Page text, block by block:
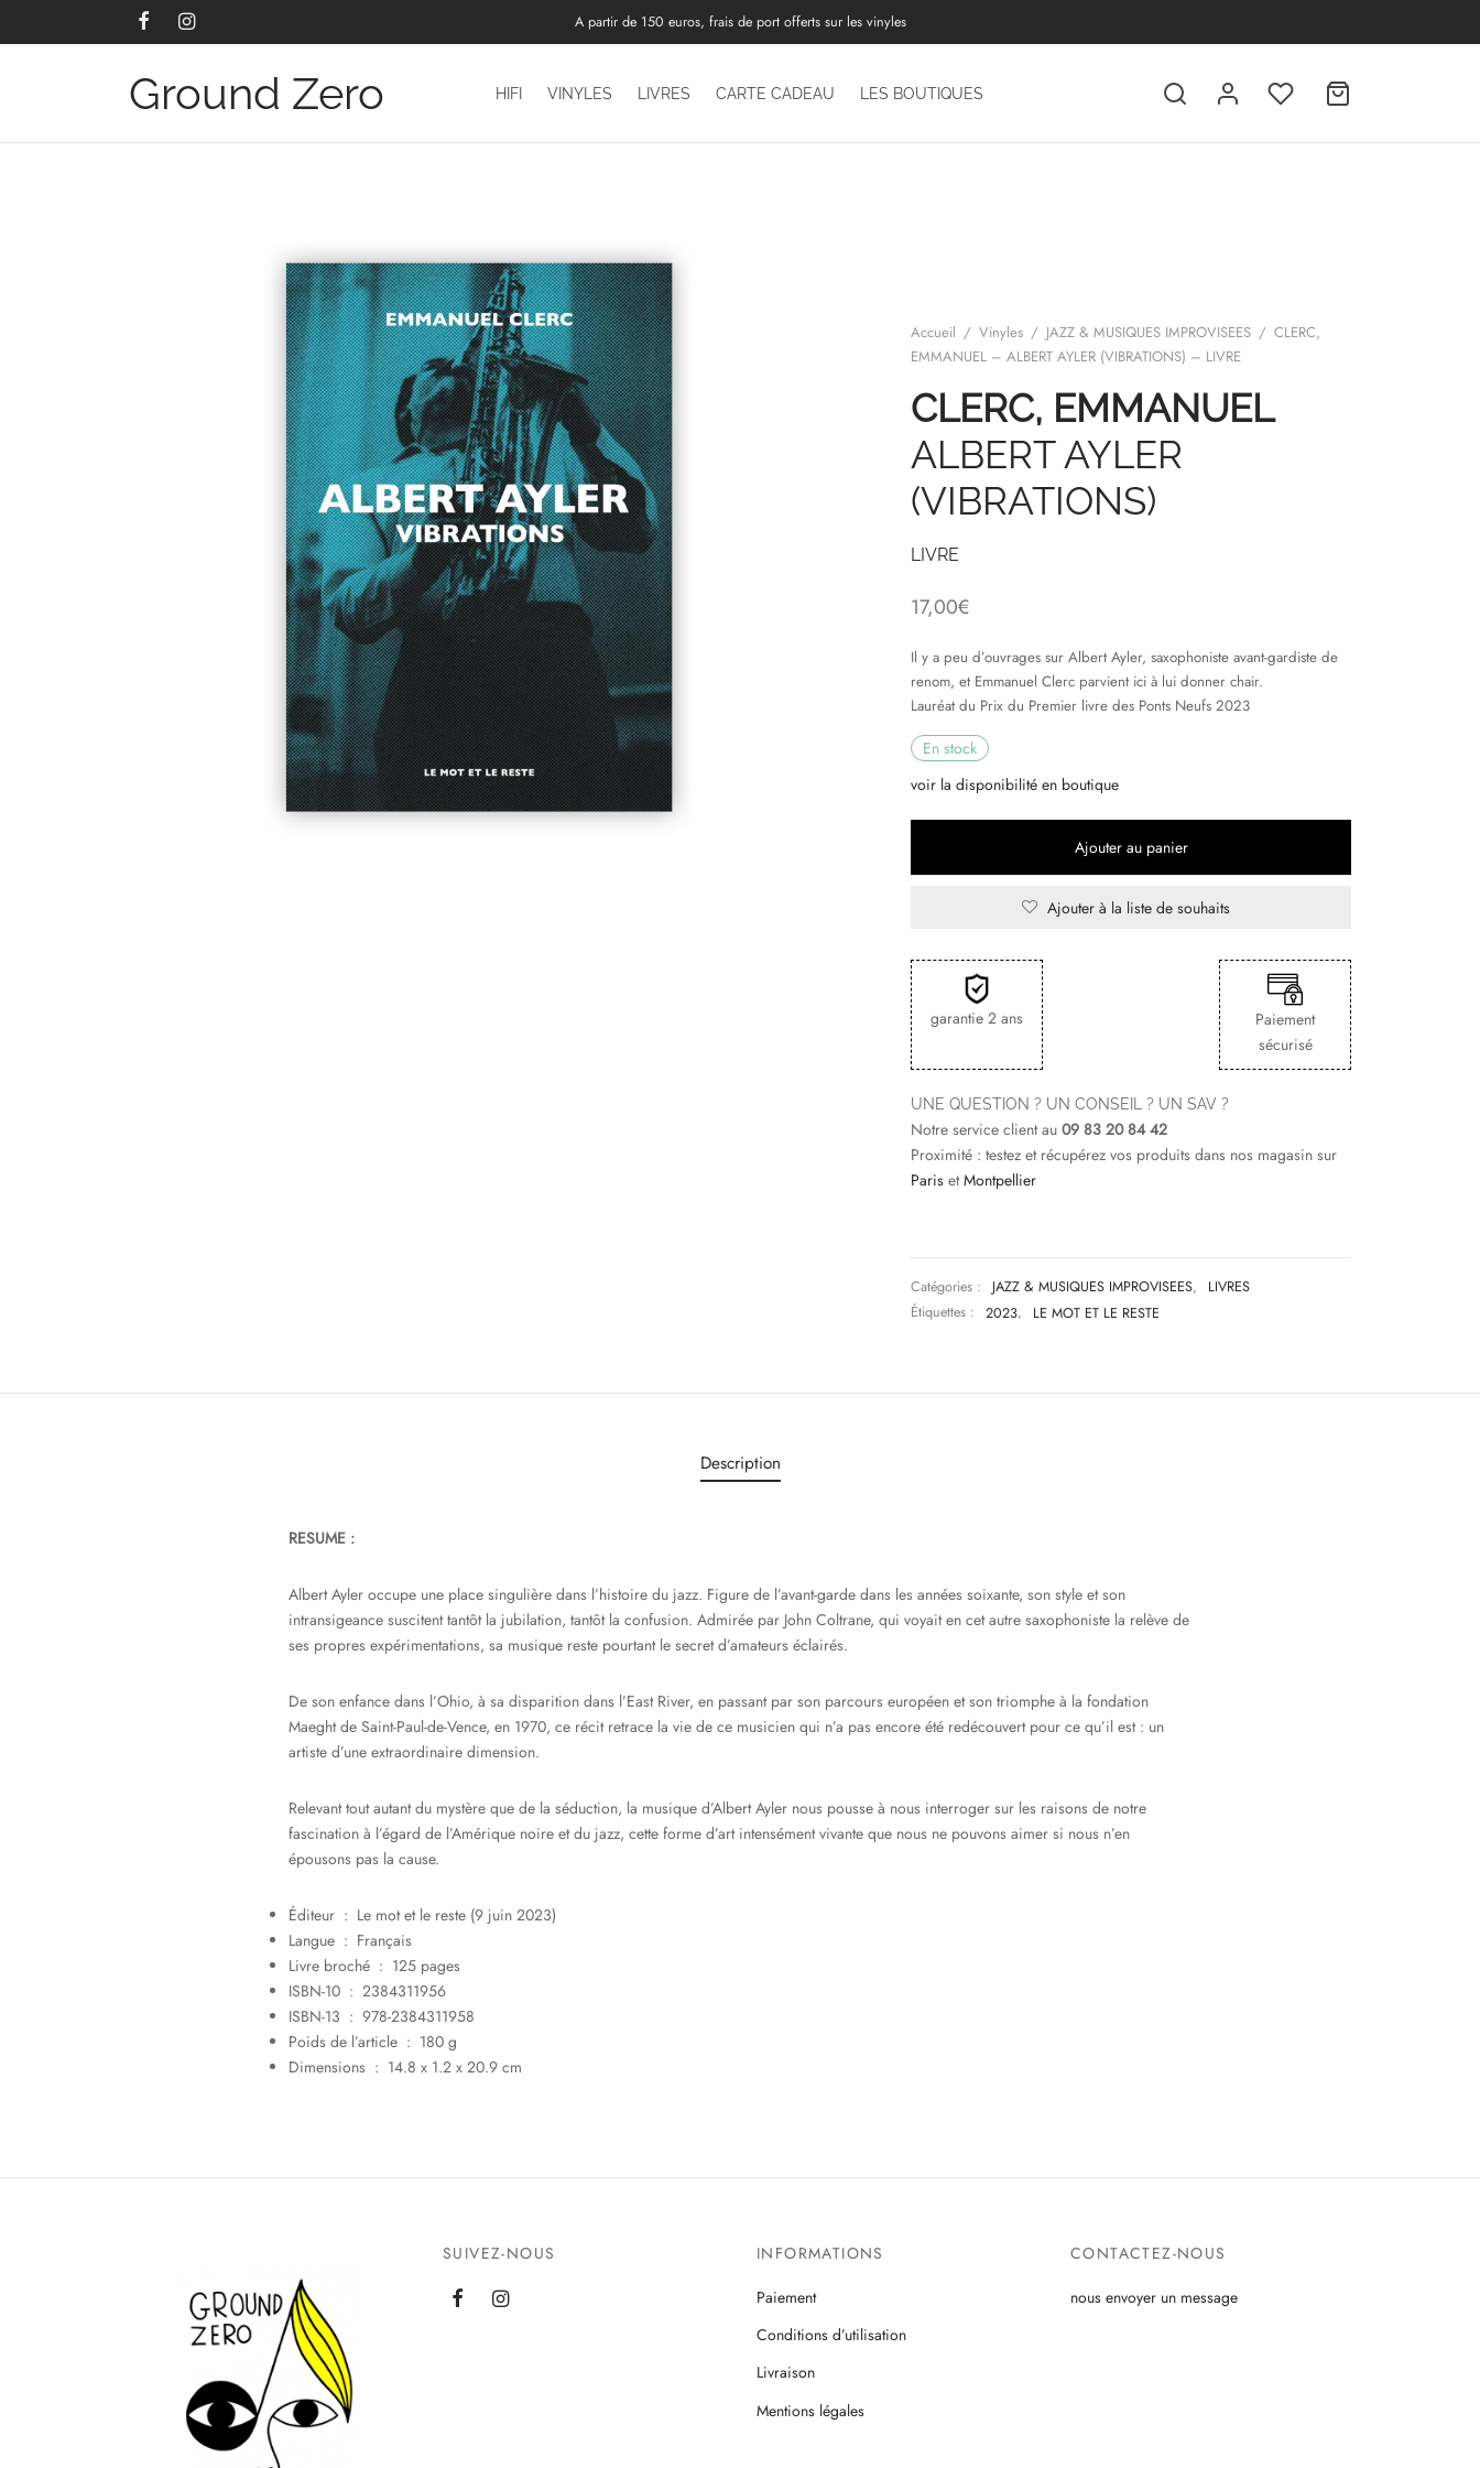
A partir de 150 euros, frais de port offerts sur les vinyles
Ground Zero HIFI VINYLES LIVRES CARTE CADEAU LES BOUTIQUES
Accueil / Vinyles / JAZZ & MUSIQUES IMPROVISEES / CLERC,
EMMANUEL – ALBERT AYLER (VIBRATIONS) – LIVRE
CLERC, EMMANUEL
ALBERT AYLER
(VIBRATIONS)
LIVRE
17,00€
Il y a peu d’ouvrages sur Albert Ayler, saxophoniste avant-gardiste de
renom, et Emmanuel Clerc parvient ici à lui donner chair.
Lauréat du Prix du Premier livre des Ponts Neufs 2023
En stock
voir la disponibilité en boutique
Ajouter au panier
Ajouter à la liste de souhaits
garantie 2 ans
Paiement
sécurisé
UNE QUESTION ? UN CONSEIL ? UN SAV ?
Notre service client au 09 83 20 84 42
Proximité : testez et récupérez vos produits dans nos magasin sur
Paris etMontpellier
Catégories : JAZZ & MUSIQUES IMPROVISEES,
LIVRES
Étiquettes :
2023, LE MOT ET LE RESTE
Description
RESUME :
Albert Ayler occupe une place singulière dans l’histoire du jazz. Figure de l’avant-garde dans les années soixante, son style et son
intransigeance suscitent tantôt la jubilation, tantôt la confusion. Admirée par John Coltrane, qui voyait en cet autre saxophoniste la relève de
ses propres expérimentations, sa musique reste pourtant le secret d’amateurs éclairés.
De son enfance dans l’Ohio, à sa disparition dans l’East River, en passant par son parcours européen et son triomphe à la fondation
Maeght de Saint-Paul-de-Vence, en 1970, ce récit retrace la vie de ce musicien qui n’a pas encore été redécouvert pour ce qu’il est : un
artiste d’une extraordinaire dimension.
Relevant tout autant du mystère que de la séduction, la musique d’Albert Ayler nous pousse à nous interroger sur les raisons de notre
fascination à l’égard de l’Amérique noire et du jazz, cette forme d’art intensément vivante que nous ne pouvons aimer si nous n’en
épousons pas la cause.
Éditeur ‏ : ‎ Le mot et le reste (9 juin 2023)
Langue ‏ : ‎ Français
Livre broché ‏ : ‎ 125 pages
ISBN-10 ‏ : ‎ 2384311956
ISBN-13 ‏ : ‎ 978-2384311958
Poids de l’article ‏ : ‎ 180 g
Dimensions ‏ : ‎ 14.8 x 1.2 x 20.9 cm
SUIVEZ-NOUS INFORMATIONS
Paiement
Conditions d’utilisation
Livraison
Mentions légales
CONTACTEZ-NOUS
nous envoyer un message